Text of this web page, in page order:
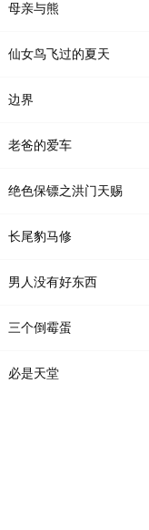
秉持“有
安危的使命百余年后，新
的原班人马
格证书，从此
好友一次偶然中，三人在
工的农民兄弟讨薪之路
母亲与熊
仙女鸟飞过的夏天
边界
老爸的爱车
绝色保镖之洪门天赐
长尾豹马修
男人没有好东西
三个倒霉蛋
必是天堂